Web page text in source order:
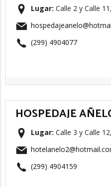
Lugar: Calle 2 y Calle
(299) 4904077
HOSPEDAJE
Lugar: Calle 3 y Calle
(299) 4904159